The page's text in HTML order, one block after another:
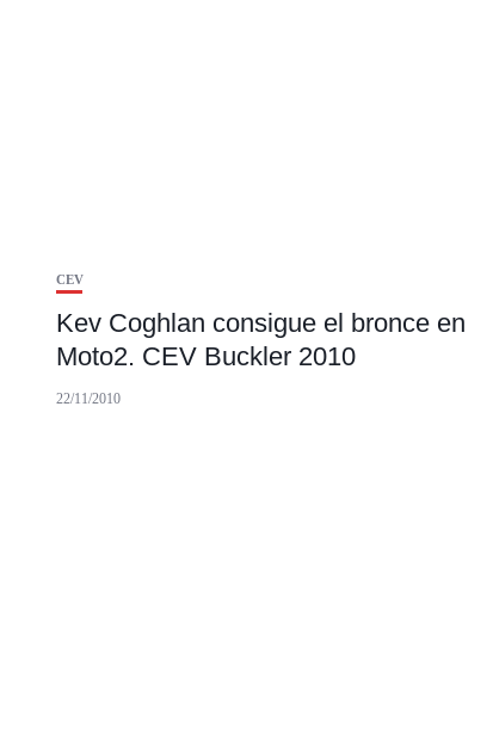
CEV
Kev Coghlan consigue el bronce en
Moto2. CEV Buckler 2010
22/11/2010